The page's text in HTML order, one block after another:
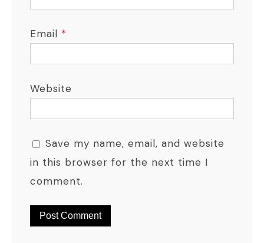
Email *
Website
Save my name, email, and website
in this browser for the next time I
comment.